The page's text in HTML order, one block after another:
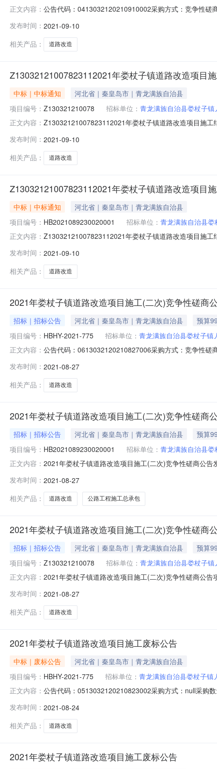
正文内容： 公告代码：0413032120210910002采购方式：竞争性磋
09-10采购项目编号：HBHY-2021-775采购人名称：青
发布时间： 2021-09-10
相关产品：
道路改造
Z13032121007823112021年娄杖子镇道路改造项目
中标｜中标通知
河北省｜秦皇岛市｜青龙满族自治县
项目编号： Z130321210078 招标单位： 青龙满族自治县娄杖子镇
正文内容： Z13032121007823112021年娄杖子镇道路改造项目施
桥有限公司中标供应商地址：唐山市路北区碧玉华府C
发布时间： 2021-09-10
相关产品：
道路改造
Z13032121007823112021年娄杖子镇道路改造项目
中标｜中标通知
河北省｜秦皇岛市｜青龙满族自治县
项目编号： HB2021089230020001 招标单位： 青龙满族自治县
正文内容： Z13032121007823112021年娄杖子镇道路改造项目施
价/入围价：优惠产品简要描述：四、主要标的信息名称
发布时间： 2021-09-10
相关产品：
道路改造
2021年娄杖子镇道路改造项目施工(二次)竞争性磋商
招标｜招标公告 河北省｜秦皇岛市｜青龙满族自治县
预算
项目编号： HBHY-2021-775 招标单位： 青龙满族自治县娄杖子镇
正文内容： 公告代码：0613032120210827006采购方式：竞争性
时间：2021-08-27采购项目编号：HBHY-2021-775需要
发布时间： 2021-08-27
相关产品：
道路改造
2021年娄杖子镇道路改造项目施工(二次)竞争性磋商
招标｜招标公告 河北省｜秦皇岛市｜青龙满族自治县
预算
项目编号： HB2021089230020001 招标单位： 青龙满族自治县
正文内容： 2021年娄杖子镇道路改造项目施工(二次)竞争性磋商公
编号：HB2021089230020001项目名称：2021年娄杖子
发布时间： 2021-08-27
相关产品：
道路改造 公路工程施工总承包
2021年娄杖子镇道路改造项目施工(二次)竞争性磋商
招标｜招标公告 河北省｜秦皇岛市｜青龙满族自治县
预算
项目编号： Z130321210078 招标单位： 青龙满族自治县娄杖子镇
正文内容： 2021年娄杖子镇道路改造项目施工(二次)竞争性磋商公
网》（新版本）进行网上报名，下载竞争性磋商文件及
发布时间： 2021-08-27
相关产品：
道路改造
2021年娄杖子镇道路改造项目施工废标公告
中标｜废标公告
河北省｜秦皇岛市｜青龙满族自治县
项目编号： HBHY-2021-775 招标单位： 青龙满族自治县娄杖子镇
正文内容： 公告代码：0513032120210823002采购方式：null采购
购人名称：青龙满族自治县娄杖子镇人民政府采购人联
发布时间： 2021-08-24
相关产品：
道路改造
2021年娄杖子镇道路改造项目施工废标公告